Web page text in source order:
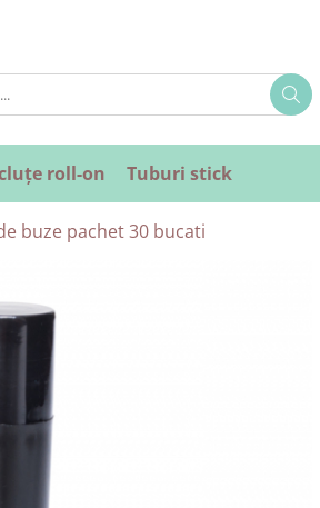
roll-on Tuburi stick
buze pachet 30 bucati